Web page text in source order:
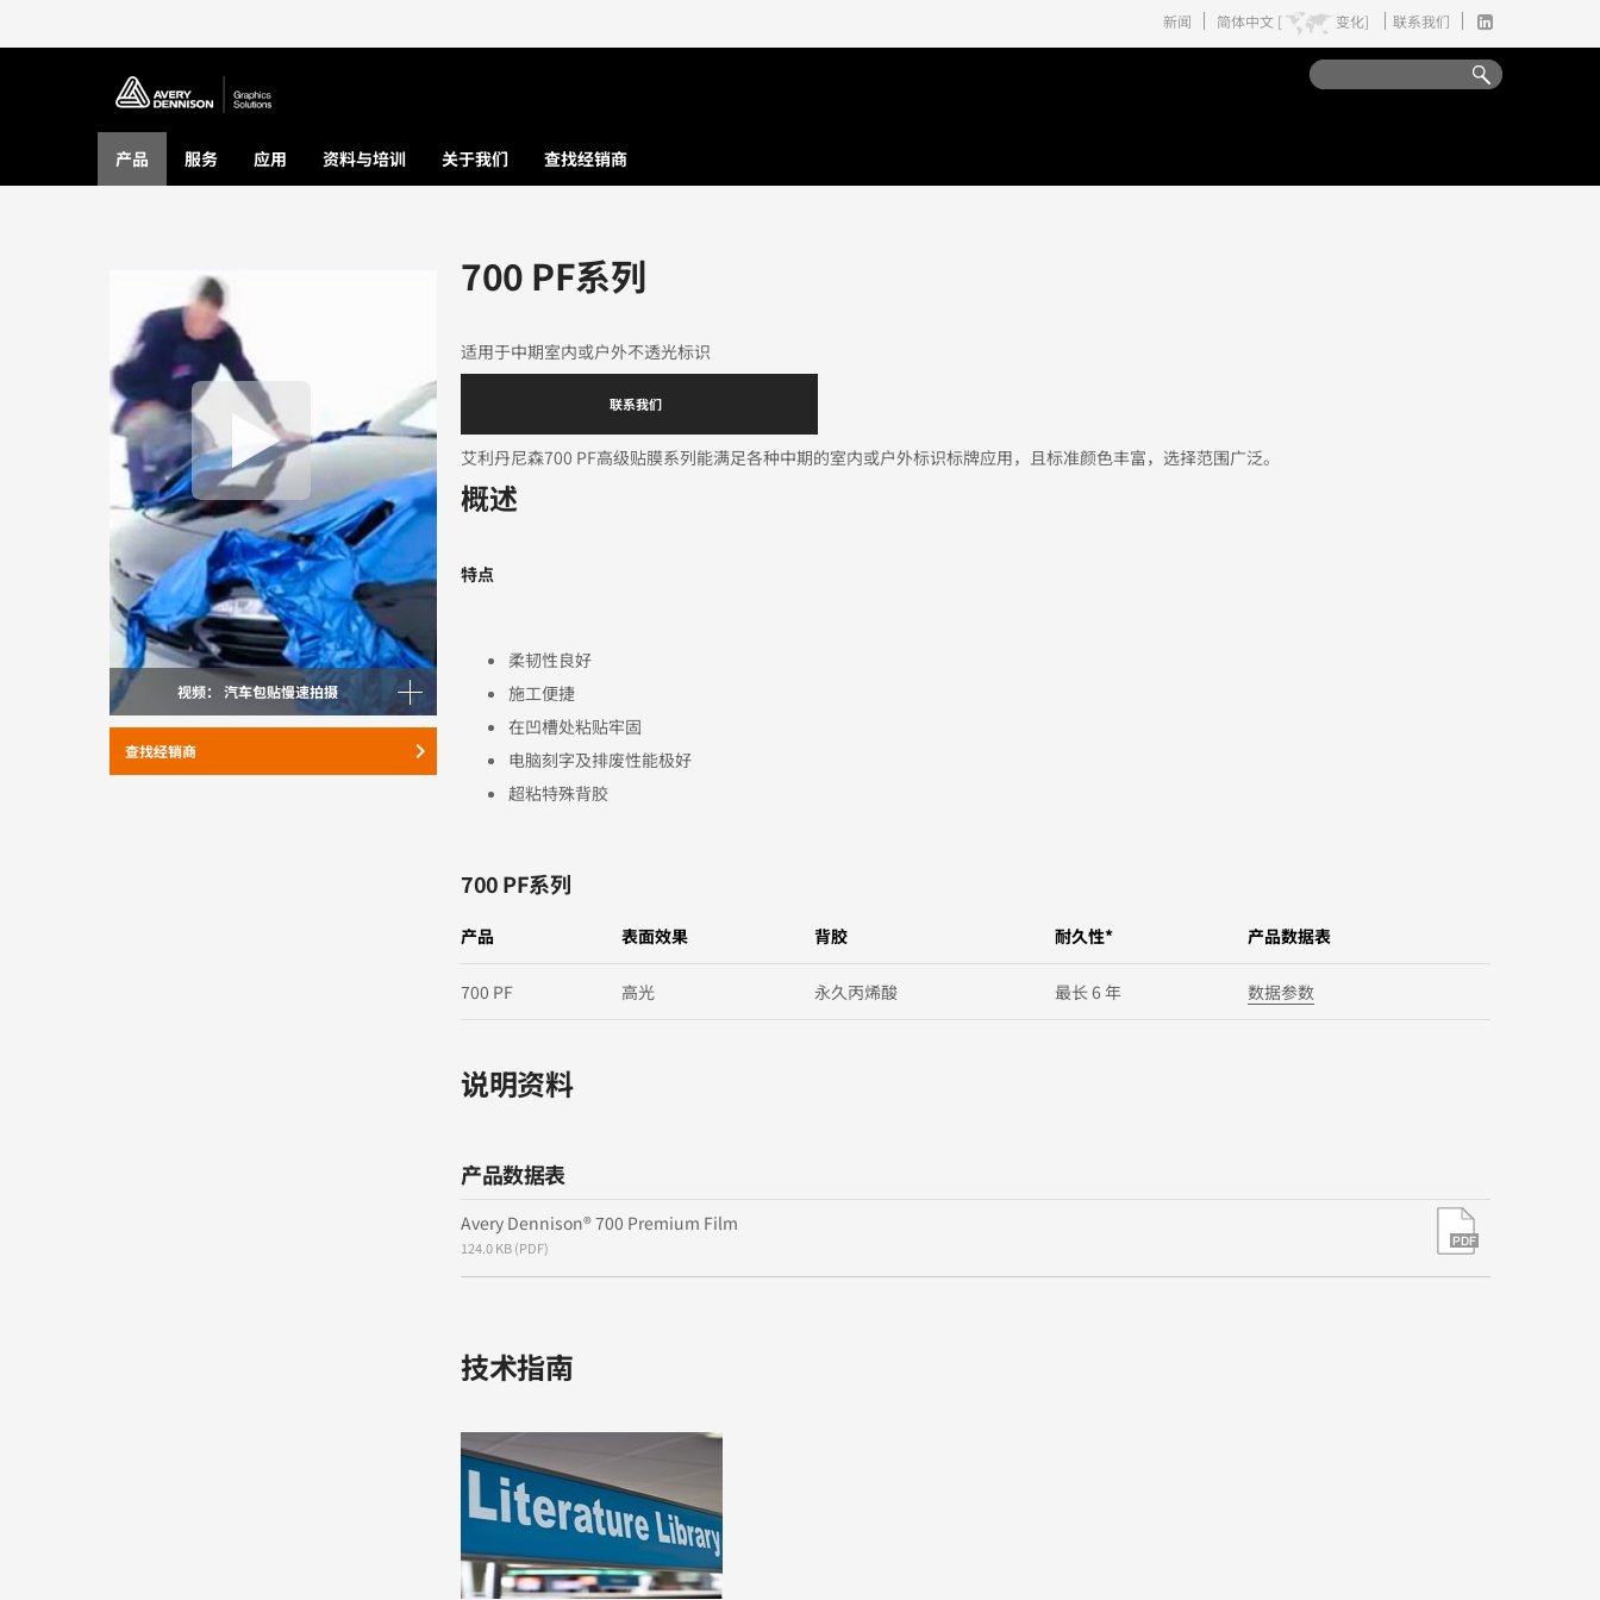
新闻 简体中文 [ 变化] 联系我们
产品 服务 应用 资料与培训 关于我们 查找经销商
700 PF系列
适用于中期室内或户外不透光标识
联系我们
艾利丹尼森700 PF高级贴膜系列能满足各种中期的室内或户外标识标牌应用，且标准颜色丰富，选择范围广泛。
概述
特点
柔韧性良好
施工便捷
在凹槽处粘贴牢固
电脑刻字及排废性能极好
超粘特殊背胶
700 PF系列
产品 表面效果 背胶 耐久性* 产品数据表
700 PF 高光 永久丙烯酸 最长 6 年 数据参数
说明资料
产品数据表
Avery Dennison® 700 Premium Film
124.0 KB (PDF)
技术指南
视频： 汽车包贴慢速拍摄
查找经销商 keyboard_arrow_right